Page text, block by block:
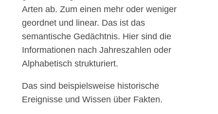
Arten ab. Zum einen mehr oder weniger
geordnet und linear. Das ist das
semantische Gedächtnis. Hier sind die
Informationen nach Jahreszahlen oder
Alphabetisch strukturiert.
Das sind beispielsweise historische
Ereignisse und Wissen über Fakten.